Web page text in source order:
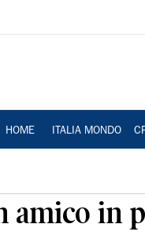
HOME ITALIA MONDO
amico in